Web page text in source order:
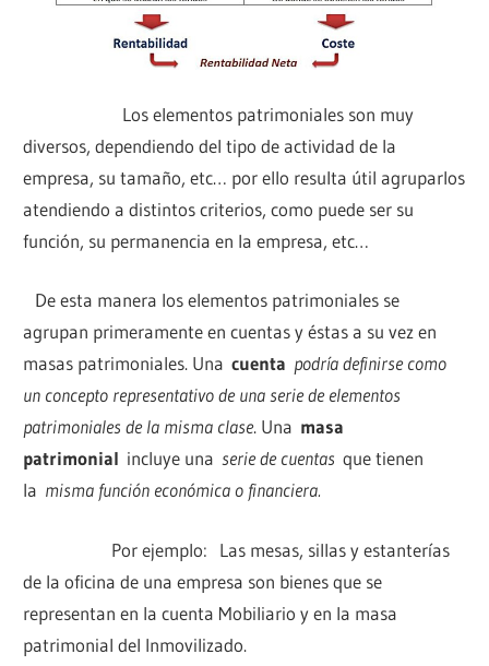
Los elementos patrimoniales son muy
diversos, dependiendo del tipo de actividad de la
empresa, su tamaño, etc… por ello resulta útil agruparlos
atendiendo a distintos criterios, como puede ser su
función, su permanencia en la empresa, etc…
De esta manera los elementos patrimoniales se
agrupan primeramente en cuentas y éstas a su vez en
masas patrimoniales. Una cuenta podría definirse como
un concepto representativo de una serie de elementos
patrimoniales de la misma clase. Una masa
patrimonial incluye una serie de cuentas que tienen
la misma función económica o financiera.
Por ejemplo: Las mesas, sillas y estanterías
de la oficina de una empresa son bienes que se
representan en la cuenta Mobiliario y en la masa
patrimonial del Inmovilizado.